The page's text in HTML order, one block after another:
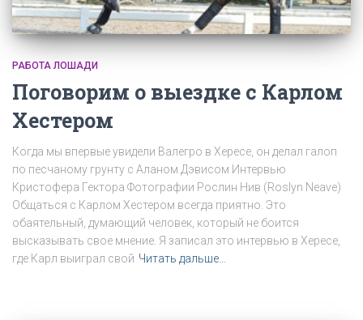
РАБОТА ЛОШАДИ
Поговорим о выездке с Карлом
Хестером
Когда мы впервые увидели Валегро в Хересе, он делал галоп
по песчаному грунту с Аланом Дэвисом Интервью
Кристофера Гектора Фотографии Рослин Нив (Roslyn Neave)
Общаться с Карлом Хестером всегда приятно. Это
обаятельный, думающий человек, который не боится
высказывать свое мнение. Я записал это интервью в Хересе,
где Карл выиграл свой Читать дальше…